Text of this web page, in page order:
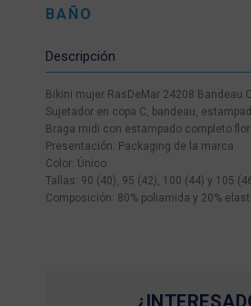
BAÑO
Descripción
Bikini mujer RasDeMar 24208 Bandeau
Sujetador en copa C, bandeau,
Braga midi con estampado completo
Presentación: Packaging de la marca
Color: Único
Tallas: 90 (40), 95 (42), 100 (44) y 105
Composición: 80% poliamida y 20%